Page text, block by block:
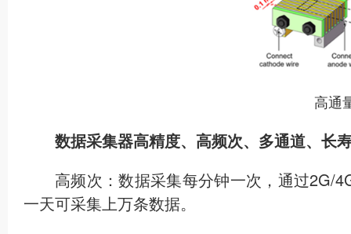
高通
数据采集器高精度、高频次、多通道、长
高频次：数据采集每分钟一次，通过2G/
一天可采集上万条数据。